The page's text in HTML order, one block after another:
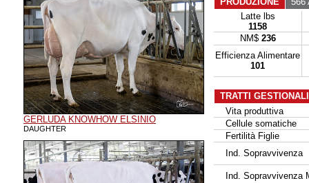
GERLUDA KNOWHOW ELSINIO
DAUGHTER
Latte lbs
1158
NM$ 236
Efficienza Alimentare
101
TRATTI
Vita produttiva
Cellule somatiche
Fertilità Figlie
Ind. Sopravvivenza
Ind. Sopravvivenza